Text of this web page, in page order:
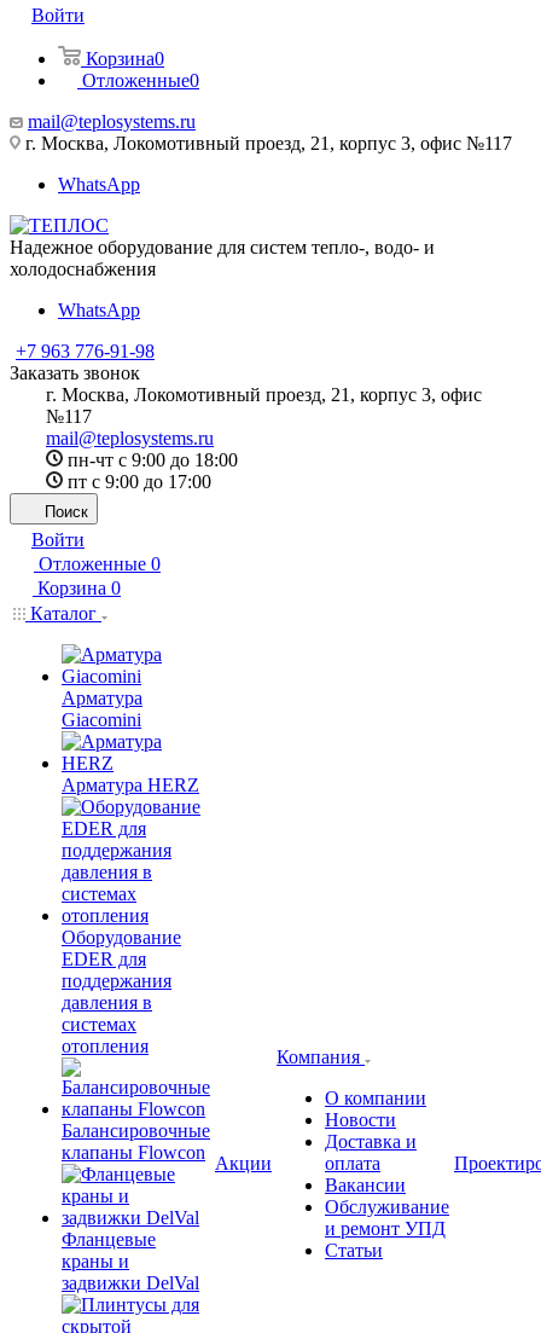
Войти
Корзина0
Отложенные0
mail@teplosystems.ru
г. Москва, Локомотивный проезд, 21, корпус 3, офис №117
WhatsApp
Надежное оборудование для систем тепло-, водо- и
холодоснабжения
WhatsApp
+7 963 776-91-98
Заказать звонок
г. Москва, Локомотивный проезд, 21, корпус 3, офис
№117
mail@teplosystems.ru
пн-чт с 9:00 до 18:00
пт с 9:00 до 17:00
Поиск
Войти
Отложенные 0
Корзина 0
Каталог
Арматура
Giacomini
Арматура HERZ
Оборудование
EDER для
поддержания
давления в
системах
отопления
Балансировочные
клапаны Flowcon
Фланцевые
краны и
задвижки DelVal
Акции
Компания
О компании
Новости
Доставка и
оплата
Вакансии
Обслуживание
и ремонт УПД
Статьи